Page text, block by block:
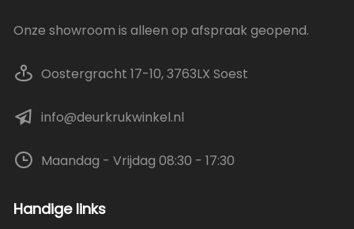
Onze showroom is alleen op afspraak geopend.
Oostergracht 17-10, 3763LX Soest
info@deurkrukwinkel.nl
Maandag - Vrijdag 08:30 - 17:30
Handige links